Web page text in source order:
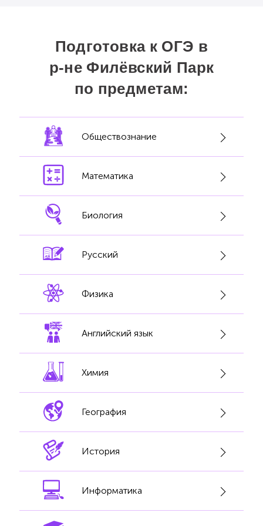
Подготовка к ОГЭ в
р-не Филёвский Парк
по предметам:
Обществознание
Математика
Биология
Русский
Физика
Английский язык
Химия
География
История
Информатика